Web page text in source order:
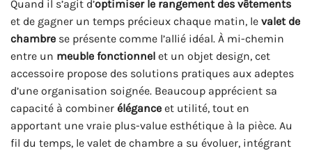
Quand il s’agit d’optimiser le rangement des vêtements
et de gagner un temps précieux chaque matin, le valet de
chambre se présente comme l’allié idéal. À mi-chemin
entre un meuble fonctionnel et un objet design, cet
accessoire propose des solutions pratiques aux adeptes
d’une organisation soignée. Beaucoup apprécient sa
capacité à combiner élégance et utilité, tout en
apportant une vraie plus-value esthétique à la pièce. Au
fil du temps, le valet de chambre a su évoluer, intégrant